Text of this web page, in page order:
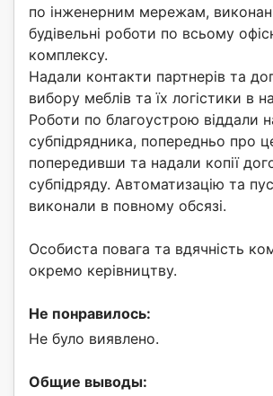
по інженерним мережам,
будівельні роботи по всьому
комплексу.
Надали контакти партнерів та
вибору меблів та їх логістики в
Роботи по благоустрою віддали
субпідрядника, попередньо про
попередивши та надали копії
субпідряду. Автоматизацію та
виконали в повному обсязі.
Особиста повага та вдячність
окремо керівництву.
Не понравилось:
Не було виявлено.
Общие выводы: